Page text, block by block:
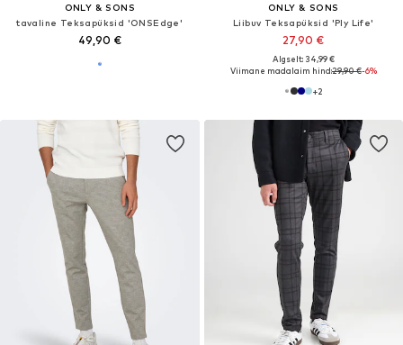
ONLY & SONS
tavaline Teksapüksid 'ONSEdge'
49,90 €
ONLY & SONS
Liibuv Teksapüksid 'Ply Life'
27,90 €
Algselt: 34,99 €
Viimane madalaim hind:29,90 €-6%
+2